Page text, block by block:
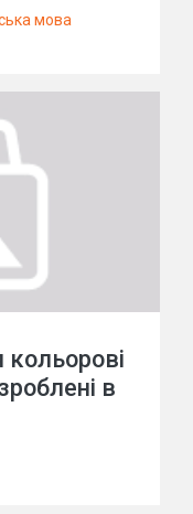
мова
кольорові
в